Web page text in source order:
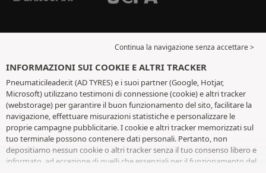
Continua la navigazione senza accettare >
INFORMAZIONI SUI COOKIE E ALTRI TRACKER
Pneumaticileader.it (AD TYRES) e i suoi partner (Google, Hotjar,
Microsoft) utilizzano testimoni di connessione (cookie) e altri tracker
(webstorage) per garantire il buon funzionamento del sito, facilitare la
navigazione, effettuare misurazioni statistiche e personalizzare le
proprie campagne pubblicitarie. I cookie e altri tracker memorizzati sul
tuo terminale possono contenere dati personali. Pertanto, non
depositiamo nessun cookie o altri tracker senza il tuo consenso libero e
informato, ad eccezione di quelli che essenziali per il funzionamento del